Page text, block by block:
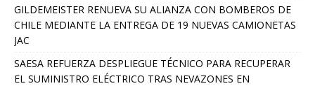
GILDEMEISTER RENUEVA SU ALIANZA CON BOMBEROS DE
CHILE MEDIANTE LA ENTREGA DE 19 NUEVAS CAMIONETAS
JAC
SAESA REFUERZA DESPLIEGUE TÉCNICO PARA RECUPERAR
EL SUMINISTRO ELÉCTRICO TRAS NEVAZONES EN